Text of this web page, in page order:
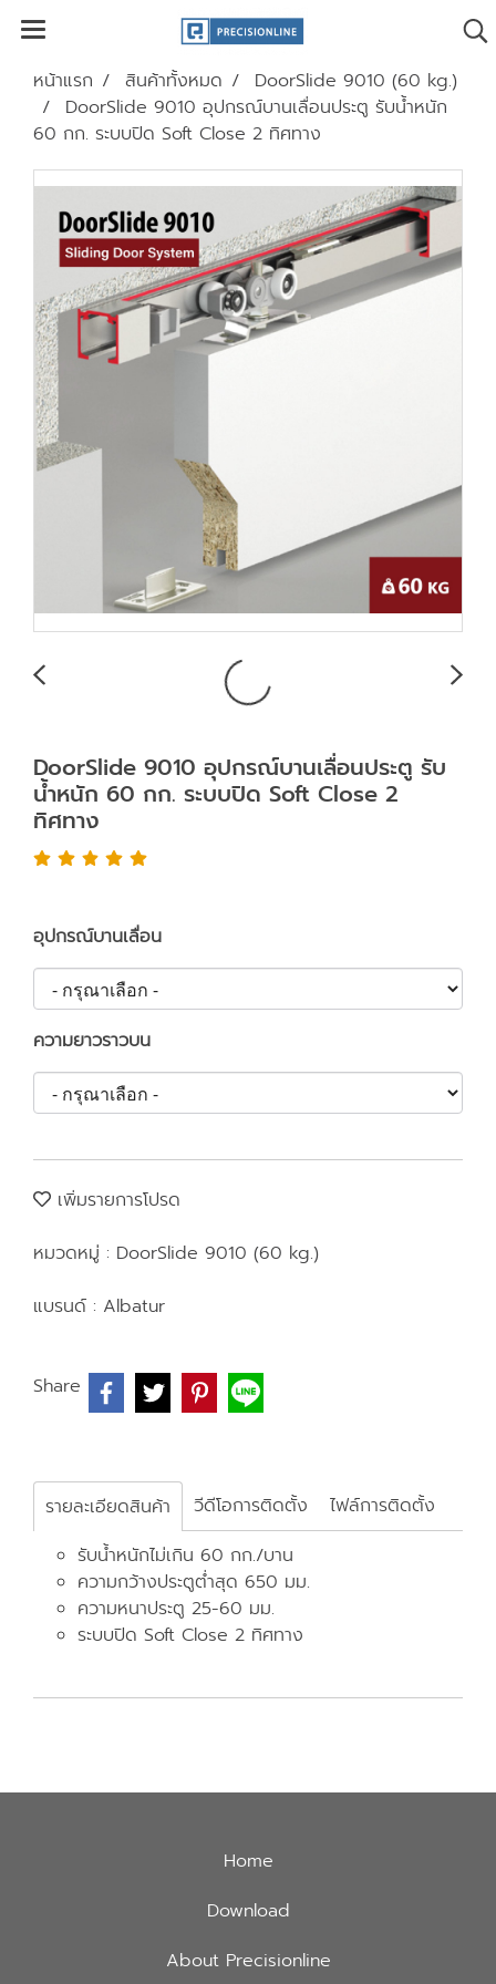
หน้าแรก สินค้าทั้งหมด
DoorSlide 9010 (60 kg.)
DoorSlide 9010 อุปกรณ์บานเลื่อนประตู รับน้ำหนัก
60 กก. ระบบปิด Soft Close 2 ทิศทาง
DoorSlide 9010 อุปกรณ์บานเลื่อนประตู รับ
น้ำหนัก 60 กก. ระบบปิด Soft Close 2
ทิศทาง
อุปกรณ์บานเลื่อน
ความยาวราวบน
เพิ่มรายการโปรด
หมวดหมู่ : DoorSlide 9010 (60 kg.)
แบรนด์ : Albatur
Share
รายละเอียดสินค้า วีดีโอการติดตั้ง
ไฟล์การติดตั้ง
รับน้ำหนักไม่เกิน 60 กก./บาน
ความกว้างประตูต่ำสุด 650 มม.
ความหนาประตู 25-60 มม.
ระบบปิด Soft Close 2 ทิศทาง
Home
Download
About Precisionline